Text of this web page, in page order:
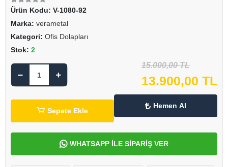
Ürün Kodu: V-1080-92
Marka: verametal
Kategori: Ofis Dolapları
Stok: 2
15.000,00 TL
13.900,00 TL
Sepete Ekle
Hemen Al
WHATSAPP İLE SİPARİŞ VER